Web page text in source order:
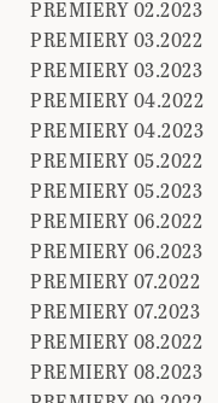
PREMIERY 02.2023
PREMIERY 03.2022
PREMIERY 03.2023
PREMIERY 04.2022
PREMIERY 04.2023
PREMIERY 05.2022
PREMIERY 05.2023
PREMIERY 06.2022
PREMIERY 06.2023
PREMIERY 07.2022
PREMIERY 07.2023
PREMIERY 08.2022
PREMIERY 08.2023